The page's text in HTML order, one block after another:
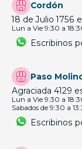
Cordón
18 de Julio 1756
Lun a Vie 9:30 a
Escribinos
Paso
Agraciada 4129
Lun a Vie 9:30 a
Sabados de 9:30 a
Escribinos